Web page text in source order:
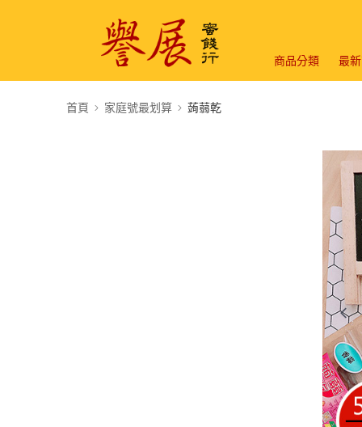
商品分類 最
首頁 家庭號最划算 蒟蒻乾